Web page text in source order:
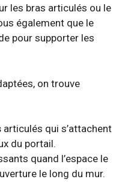
les bras articulés ou le
également que le
pour supporter les
on trouve
articulés qui s’attachent
du portail.
quand l’espace le
le long du mur.